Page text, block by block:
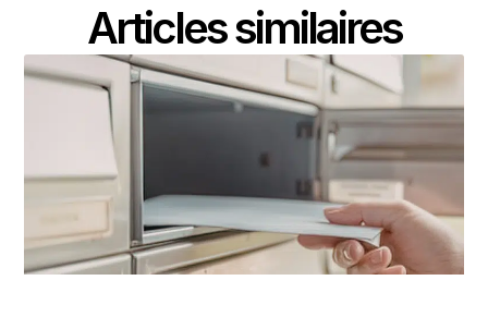
Articles similaires